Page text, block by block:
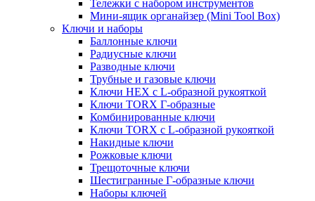
Тележки с набором инструментов
Мини-ящик органайзер (Mini Tool Box)
Ключи и наборы
Баллонные ключи
Радиусные ключи
Разводные ключи
Трубные и газовые ключи
Ключи HEX с L-образной рукояткой
Ключи TORX Г-образные
Комбинированные ключи
Ключи TORX с L-образной рукояткой
Накидные ключи
Рожковые ключи
Трещоточные ключи
Шестигранные Г-образные ключи
Наборы ключей